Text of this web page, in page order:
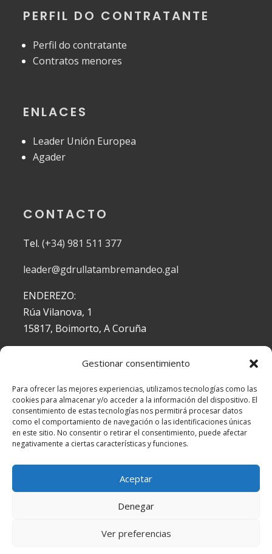
Gestionar consentimiento
Para ofrecer las mejores experiencias, utilizamos tecnologías como las
cookies para almacenar y/o acceder a la información del dispositivo. El
consentimiento de estas tecnologías nos permitirá procesar datos
como el comportamiento de navegación o las identificaciones únicas
en este sitio. No consentir o retirar el consentimiento, puede afectar
negativamente a ciertas características y funciones.
Aceptar
Denegar
Ver preferencias
PERFIL DO CONTRATANTE
Perfil do contratante
Contratos menores
ENLACES
Leader Unión Europea
Agader
CONTACTO
Tel. (+34) 981 511 377
leader@gdrullatambremandeo.gal
ENDEREZO:
Rúa Vilanova, 1
15817, Boimorto, A Coruña
Aviso Legal
Política de Cookies
Política de Privacidad